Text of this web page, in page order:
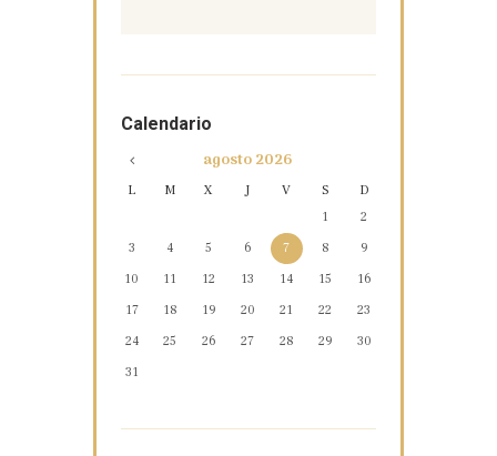
Calendario
agosto2026
L M X J V S
D
1
2
3
4 5 6 7 8
9
10
11 12 13 14 15
16
17
18 19 20 21 22
23
24
25 26 27 28 29
30
31